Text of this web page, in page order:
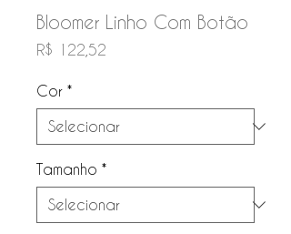
Bloomer Linho Com Botão
R$ 122,52
Cor *
Tamanho *